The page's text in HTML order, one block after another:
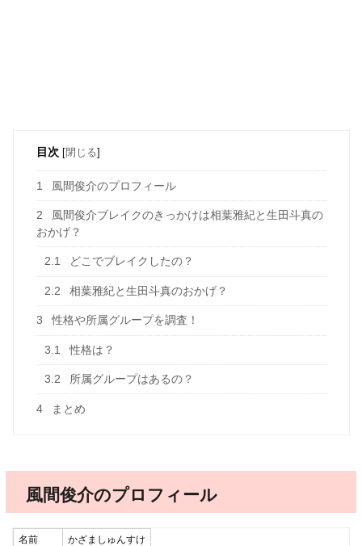
目次 [閉じる]
1 風間俊介のプロフィール
2
風間俊介ブレイクのきっかけは相葉雅紀と生田斗真の
おかげ？
2.1 どこでブレイクしたの？
2.2 相葉雅紀と生田斗真のおかげ？
3 性格や所属グループを調査！
3.1 性格は？
3.2 所属グループはあるの？
4 まとめ
風間俊介のプロフィール
名前
かざましゅんすけ